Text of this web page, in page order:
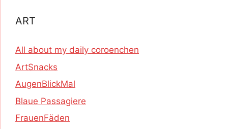
ART
All about my daily coroenchen
ArtSnacks
AugenBlickMal
Blaue Passagiere
FrauenFäden